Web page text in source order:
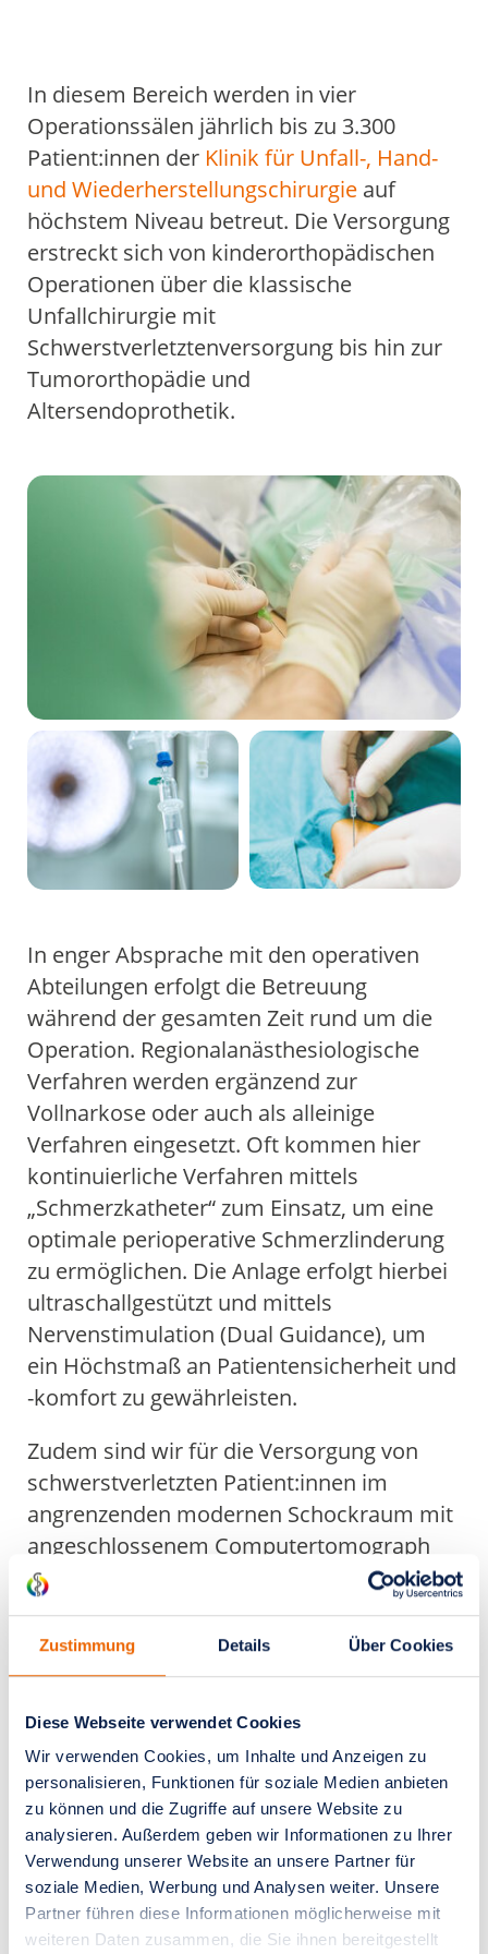
Zustimmung Details Über Cookies
Diese Webseite verwendet Cookies
Wir verwenden Cookies, um Inhalte und Anzeigen zu
personalisieren, Funktionen für soziale Medien anbieten
zu können und die Zugriffe auf unsere Website zu
analysieren. Außerdem geben wir Informationen zu Ihrer
Verwendung unserer Website an unsere Partner für
soziale Medien, Werbung und Analysen weiter. Unsere
Partner führen diese Informationen möglicherweise mit
weiteren Daten zusammen, die Sie ihnen bereitgestellt
Übersicht
Karriere im ärztlichen Dienst
Karriere in der Anästhesiepflege
Karriere in der Intensivpflege
In diesem Bereich werden in vier
Operationssälen jährlich bis zu 3.300
Patient:innen der Klinik für Unfall-, Hand-
und Wiederherstellungschirurgie auf
höchstem Niveau betreut. Die Versorgung
erstreckt sich von kinderorthopädischen
Operationen über die klassische
Unfallchirurgie mit
Schwerstverletztenversorgung bis hin zur
Tumororthopädie und
Altersendoprothetik.
In enger Absprache mit den operativen
Abteilungen erfolgt die Betreuung
während der gesamten Zeit rund um die
Operation. Regionalanästhesiologische
Verfahren werden ergänzend zur
Vollnarkose oder auch als alleinige
Verfahren eingesetzt. Oft kommen hier
kontinuierliche Verfahren mittels
„Schmerzkatheter“ zum Einsatz, um eine
optimale perioperative Schmerzlinderung
zu ermöglichen. Die Anlage erfolgt hierbei
ultraschallgestützt und mittels
Nervenstimulation (Dual Guidance), um
ein Höchstmaß an Patientensicherheit und
-komfort zu gewährleisten.
Zudem sind wir für die Versorgung von
schwerstverletzten Patient:innen im
angrenzenden modernen Schockraum mit
angeschlossenem Computertomograph
(CT) mitverantwortlich.
Verwandte Inhalte
Anästhesie in der Herz- und
Thoraxchrirugie
Anästhesie bei Kindern